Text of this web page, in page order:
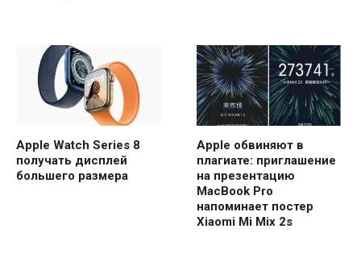
Apple Watch Series 8
получать дисплей
большего размера
Apple обвиняют в
плагиате: приглашение
на презентацию
MacBook Pro
напоминает постер
Xiaomi Mi Mix 2s